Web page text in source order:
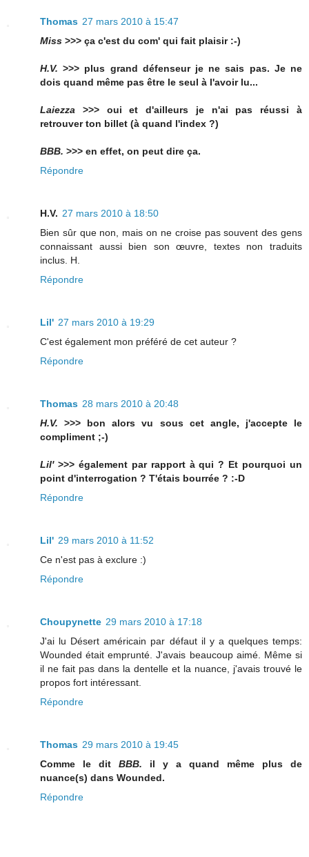
Thomas 27 mars 2010 à 15:47
Miss >>> ça c'est du com' qui fait plaisir :-)
H.V.>>> plus grand défenseur je ne sais pas. Je ne
dois quand même pas être le seul à l'avoir lu...
Laiezza >>> oui et d'ailleurs je n'ai pas réussi à
retrouver ton billet (à quand l'index ?)
BBB. >>> en effet, on peut dire ça.
Répondre
H.V. 27 mars 2010 à 18:50
Bien sûr que non, mais on ne croise pas souvent des gens
connaissant aussi bien son œuvre, textes non traduits
inclus. H.
Répondre
Lil' 27 mars 2010 à 19:29
C'est également mon préféré de cet auteur ?
Répondre
Thomas 28 mars 2010 à 20:48
H.V.>>> bon alors vu sous cet angle, j'accepte le
compliment ;-)
Lil' >>> également par rapport à qui ? Et pourquoi un
point d'interrogation ? T'étais bourrée ? :-D
Répondre
Lil' 29 mars 2010 à 11:52
Ce n'est pas à exclure :)
Répondre
Choupynette 29 mars 2010 à 17:18
J'ai lu Désert américain par défaut il y a quelques temps:
Wounded était emprunté. J'avais beaucoup aimé. Même si
il ne fait pas dans la dentelle et la nuance, j'avais trouvé le
propos fort intéressant.
Répondre
Thomas 29 mars 2010 à 19:45
Comme le dit BBB. il y a quand même plus de
nuance(s) dans Wounded.
Répondre